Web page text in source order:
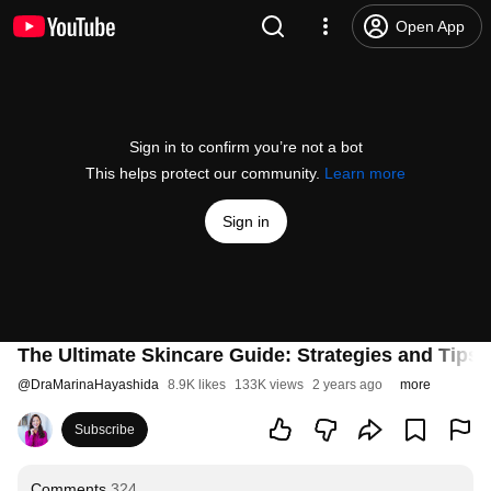
Open App
Sign in to confirm you’re not a bot
This helps protect our community. Learn more
Sign in
The Ultimate Skincare Guide: Strategies and Tips
@DraMarinaHayashida 8.9K likes 133K views 2 years ago more
Subscribe